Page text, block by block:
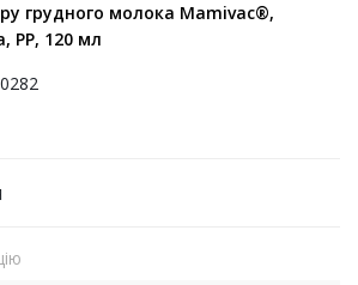
грудного молока Mamivac®,
РР, 120 мл